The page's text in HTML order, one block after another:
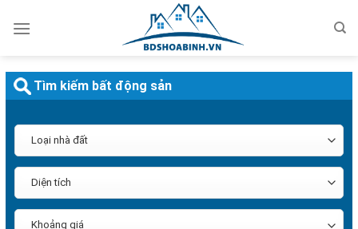
qua
dung
Tìm kiếm bất động sản